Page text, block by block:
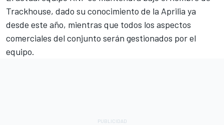
Trackhouse, dado su conocimiento de la Aprilia ya
desde este año, mientras que todos los aspectos
comerciales del conjunto serán gestionados por el
equipo.